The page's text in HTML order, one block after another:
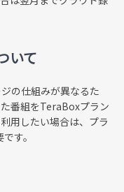
いて
の仕組みが異なるた
番組をTeraBoxプラン
用したい場合は、プラ
す。